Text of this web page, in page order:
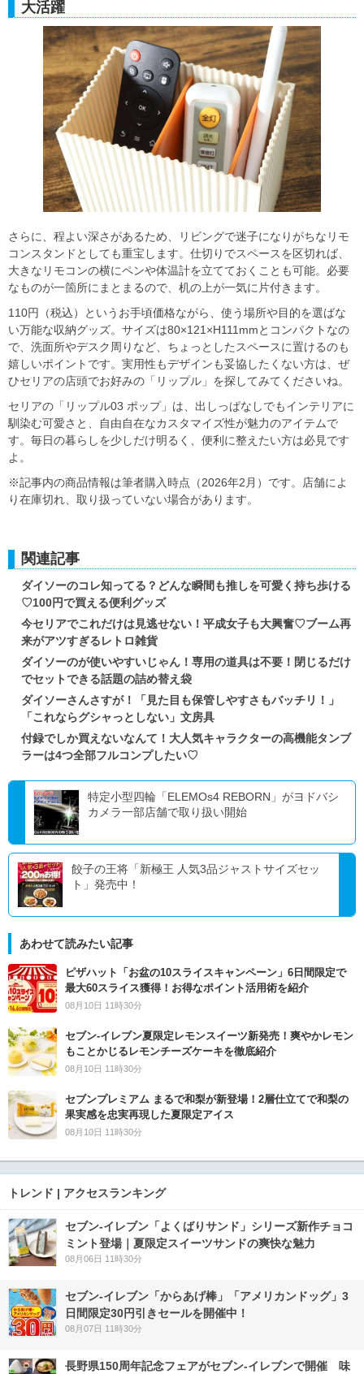
大活躍
さらに、程よい深さがあるため、リビングで迷子になりがちなリモ
コンスタンドとしても重宝します。仕切りでスペースを区切れば、
大きなリモコンの横にペンや体温計を立てておくことも可能。必要
なものが一箇所にまとまるので、机の上が一気に片付きます。
110円（税込）というお手頃価格ながら、使う場所や目的を選ばな
い万能な収納グッズ。サイズは80×121×H111mmとコンパクトなの
で、洗面所やデスク周りなど、ちょっとしたスペースに置けるのも
嬉しいポイントです。実用性もデザインも妥協したくない方は、ぜ
ひセリアの店頭でお好みの「リップル」を探してみてくださいね。
セリアの「リップル03 ポップ」は、出しっぱなしでもインテリアに
馴染む可愛さと、自由自在なカスタマイズ性が魅力のアイテムで
す。毎日の暮らしを少しだけ明るく、便利に整えたい方は必見です
よ。
※記事内の商品情報は筆者購入時点（2026年2月）です。店舗によ
り在庫切れ、取り扱っていない場合があります。
関連記事
ダイソーのコレ知ってる？どんな瞬間も推しを可愛く持ち歩ける
♡100円で買える便利グッズ
今セリアでこれだけは見逃せない！平成女子も大興奮♡ブーム再
来がアツすぎるレトロ雑貨
ダイソーのが使いやすいじゃん！専用の道具は不要！閉じるだけ
でセットできる話題の詰め替え袋
ダイソーさんさすが！「見た目も保管しやすさもバッチリ！」
「これならグシャっとしない」文房具
付録でしか買えないなんて！大人気キャラクターの高機能タンブ
ラーは4つ全部フルコンプしたい♡
特定小型四輪「ELEMOs4 REBORN」がヨドバシ
カメラ一部店舗で取り扱い開始
餃子の王将「新極王 人気3品ジャストサイズセッ
ト」発売中！
あわせて読みたい記事
ピザハット「お盆の10スライスキャンペーン」6日間限定で
最大60スライス獲得！お得なポイント活用術を紹介
08月10日 11時30分
セブン‐イレブン夏限定レモンスイーツ新発売！爽やかレモン
もことかじるレモンチーズケーキを徹底紹介
08月10日 11時30分
セブンプレミアム まるで和梨が新登場！2層仕立てで和梨の
果実感を忠実再現した夏限定アイス
08月10日 11時30分
トレンド | アクセスランキング
セブン‐イレブン「よくばりサンド」シリーズ新作チョコ
ミント登場｜夏限定スイーツサンドの爽快な魅力
08月06日 11時30分
セブン‐イレブン「からあげ棒」「アメリカンドッグ」3
日間限定30円引きセールを開催中！
08月07日 11時30分
長野県150周年記念フェアがセブン-イレブンで開催 味